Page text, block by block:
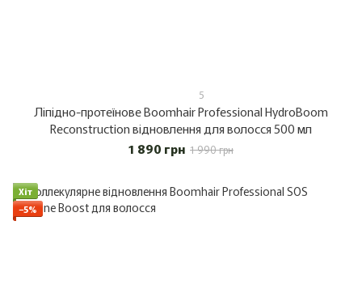
5
Ліпідно-протеїнове Boomhair Professional HydroBoom
Reconstruction відновлення для волосся 500 мл
1 890 грн 1 990 грн
Хіт
−5%